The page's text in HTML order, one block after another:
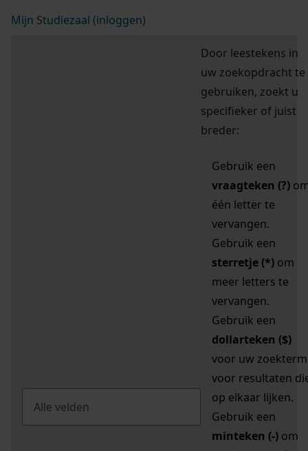
Mijn Studiezaal (inloggen)
Door leestekens in
uw zoekopdracht te
gebruiken, zoekt u
specifieker of juist
breder:
Gebruik een
vraagteken (?)
één letter te
vervangen.
Gebruik een
sterretje (*) om
meer letters te
vervangen.
Gebruik een
dollarteken ($)
voor uw zoekterm
voor resultaten
op elkaar lijken.
Gebruik een
minteken (-) om